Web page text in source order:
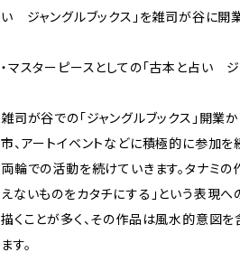
い ジャングルブックス」を雑司が谷に開業
・マスターピースとしての「古本と占い ジ
雑司が谷での「ジャングルブックス」開業
市、アートイベントなどに積極的に参加を
両輪での活動を続けていきます。タナミの
えないものをカタチにする」という表現
描くことが多く、その作品は風水的意図
ます。